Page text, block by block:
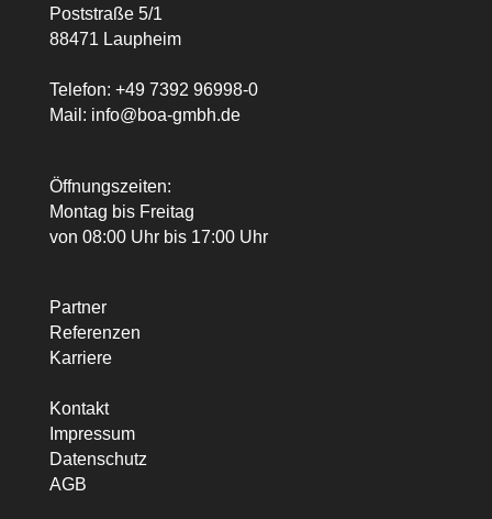
Poststraße 5/1
88471 Laupheim
Telefon: +49 7392 96998-0
Mail: info@boa-gmbh.de
Öffnungszeiten:
Montag bis Freitag
von 08:00 Uhr bis 17:00 Uhr
Partner
Referenzen
Karriere
Kontakt
Impressum
Datenschutz
AGB